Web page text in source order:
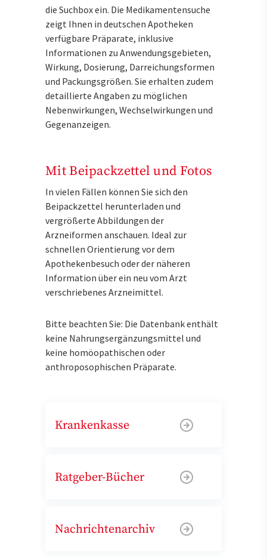
die Suchbox ein. Die Medikamentensuche
zeigt Ihnen in deutschen Apotheken
verfügbare Präparate, inklusive
Informationen zu Anwendungsgebieten,
Wirkung, Dosierung, Darreichungsformen
und Packungsgrößen. Sie erhalten zudem
detaillierte Angaben zu möglichen
Nebenwirkungen, Wechselwirkungen und
Gegenanzeigen.
Mit Beipackzettel und Fotos
In vielen Fällen können Sie sich den
Beipackzettel herunterladen und
vergrößerte Abbildungen der
Arzneiformen anschauen. Ideal zur
schnellen Orientierung vor dem
Apothekenbesuch oder der näheren
Information über ein neu vom Arzt
verschriebenes Arzneimittel.
Bitte beachten Sie: Die Datenbank enthält
keine Nahrungsergänzungsmittel und
keine homöopathischen oder
anthroposophischen Präparate.
Krankenkasse
Ratgeber-Bücher
Nachrichtenarchiv